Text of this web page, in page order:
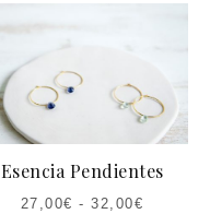
Esencia Pendientes
27,00€ -32,00€